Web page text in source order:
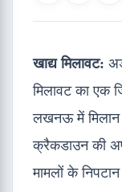
खाद्य मिलावट:
मिलावट का एक
लखनऊ में मिलान
क्रैकडाउन की
मामलों के